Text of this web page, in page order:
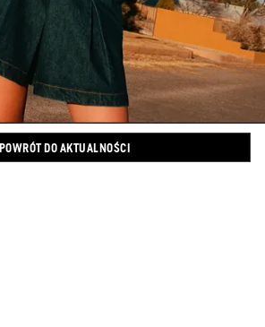
POWRÓT DO AKTUALNOŚCI